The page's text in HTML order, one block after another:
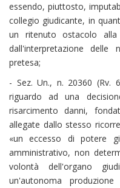
essendo, piuttosto,
collegio giudicante, in
un ritenuto ostacolo alla
dall'interpretazione
pretesa;
- Sez. Un., n. 20360 (Rv.
riguardo ad una
risarcimento danni,
allegate dallo stesso
«un eccesso di potere
amministrativo, non
volontà dell'organo
un'autonoma